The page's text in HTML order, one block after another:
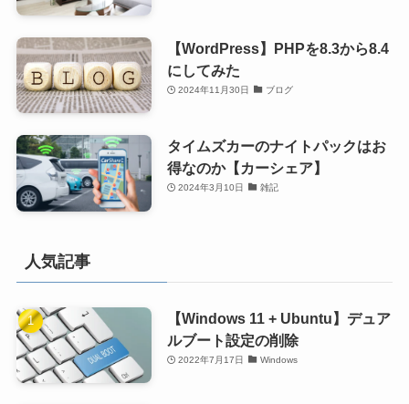
【WordPress】PHPを8.3から8.4
にしてみた
2024年11月30日 ブログ
タイムズカーのナイトパックはお
得なのか【カーシェア】
2024年3月10日 雑記
人気記事
【Windows 11 + Ubuntu】デュア
ルブート設定の削除
2022年7月17日 Windows